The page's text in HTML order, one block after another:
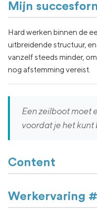
Mijn
Hard werken binnen de
uitbreidende structuur,
vanzelf steeds minder,
nog afstemming vereist.
Een zeilboot moet
voordat je het kunt
Content
Werkervaring